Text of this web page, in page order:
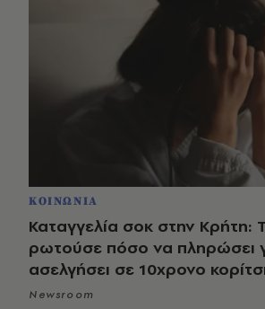
ΚΟΙΝΩΝΙΑ
Καταγγελία σοκ στην Κρήτη:
ρωτούσε πόσο να πληρώσει
ασελγήσει σε 10χρονο
Newsroom